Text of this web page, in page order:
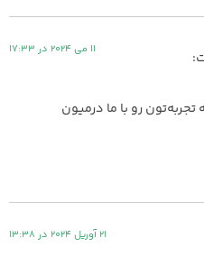
11 می 2024 در 17:33
رو با ما درمیون
21 آوریل 2024 در 13:38